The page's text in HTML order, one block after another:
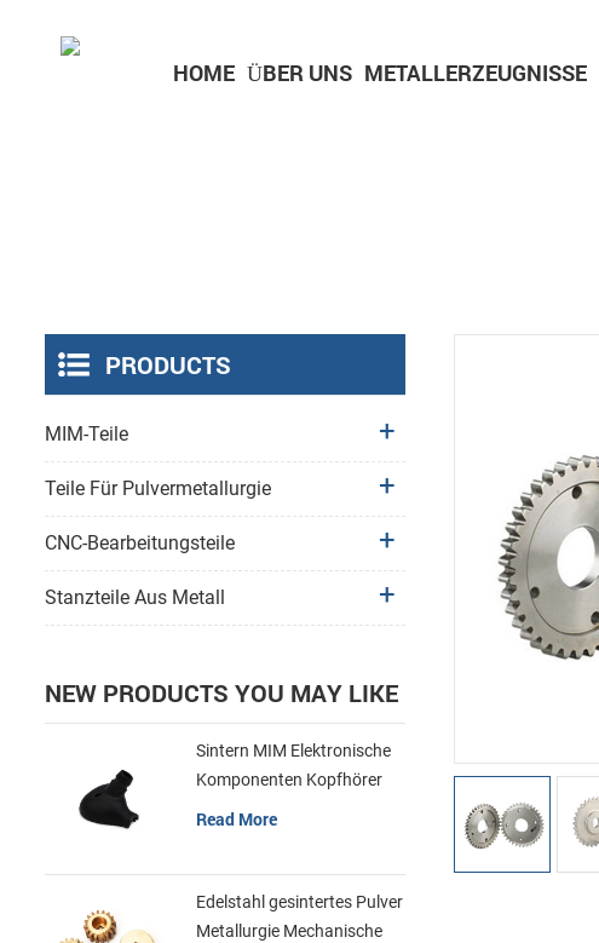
HOME ÜBER UNS METALLERZEUGNISSE
PRODUCTS
MIM-Teile
Teile Für Pulvermetallurgie
CNC-Bearbeitungsteile
Stanzteile Aus Metall
NEW PRODUCTS YOU MAY LIKE
Sintern MIM Elektronische
Komponenten Kopfhörer
Shell Metall Teile
Read More
Edelstahl gesintertes Pulver
Metallurgie Mechanische